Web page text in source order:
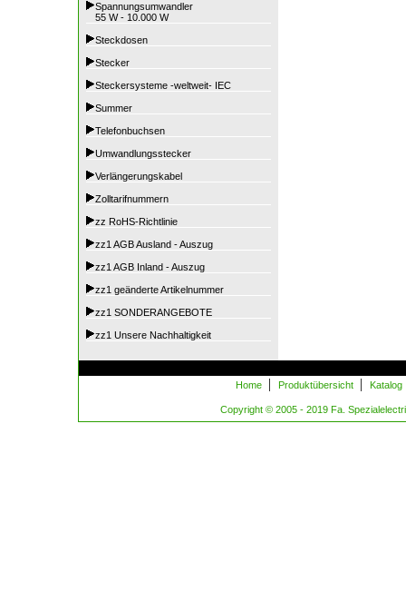
Spannungsumwandler
55 W - 10.000 W
Steckdosen
Stecker
Steckersysteme -weltweit- IEC
Summer
Telefonbuchsen
Umwandlungsstecker
Verlängerungskabel
Zolltarifnummern
zz RoHS-Richtlinie
zz1 AGB Ausland - Auszug
zz1 AGB Inland - Auszug
zz1 geänderte Artikelnummer
zz1 SONDERANGEBOTE
zz1 Unsere Nachhaltigkeit
Home | Produktübersicht | Katalog
Copyright © 2005 - 2019 Fa.